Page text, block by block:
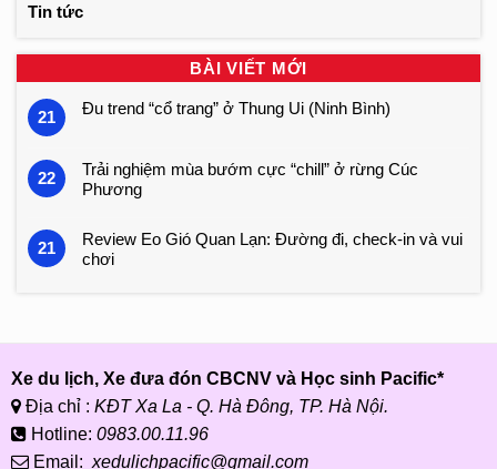
Tin tức
BÀI VIẾT MỚI
21 Đu trend “cổ trang” ở Thung Ui (Ninh Bình)
22
Trải nghiệm mùa bướm cực “chill” ở rừng Cúc
Phương
21
Review Eo Gió Quan Lạn: Đường đi, check-in và vui
chơi
Xe du lịch, Xe đưa đón CBCNV và Học sinh Pacific*
Địa chỉ : KĐT Xa La - Q. Hà Đông, TP. Hà Nội.
Hotline: 0983.00.11.96
Email: xedulichpacific@gmail.com